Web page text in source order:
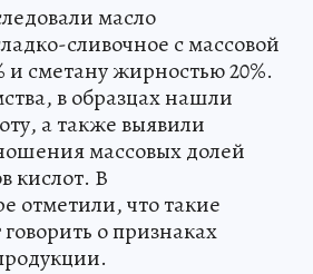
масло
сливочное с массовой
и сметану жирностью 20%.
в образцах нашли
а также выявили
массовых долей
кислот. В
отметили, что такие
о признаках